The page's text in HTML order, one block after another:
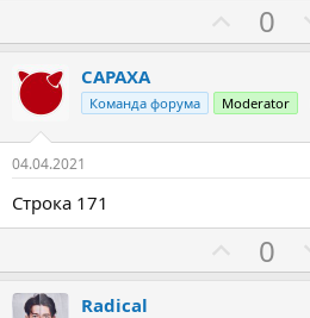
а
0
CAPAXA
Команда форума Moderator
04.04.2021
Строка 171
а
0
Radical